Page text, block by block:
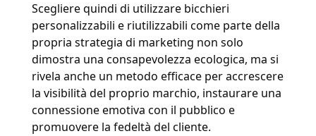
Scegliere quindi di utilizzare bicchieri
personalizzabili e riutilizzabili come parte della
propria strategia di marketing non solo
dimostra una consapevolezza ecologica, ma si
rivela anche un metodo efficace per accrescere
la visibilità del proprio marchio, instaurare una
connessione emotiva con il pubblico e
promuovere la fedeltà del cliente.